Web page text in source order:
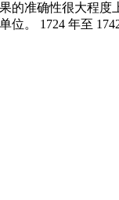
准确性很大程度
。 1724 年至